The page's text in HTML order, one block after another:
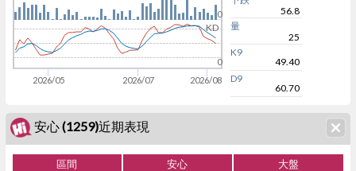
KD
2026/05 2026/07 2026/08
0
0
56.8
量
25
K9
49.40
D9
60.70
安心 (1259)近期表現
區間 安心
大盤